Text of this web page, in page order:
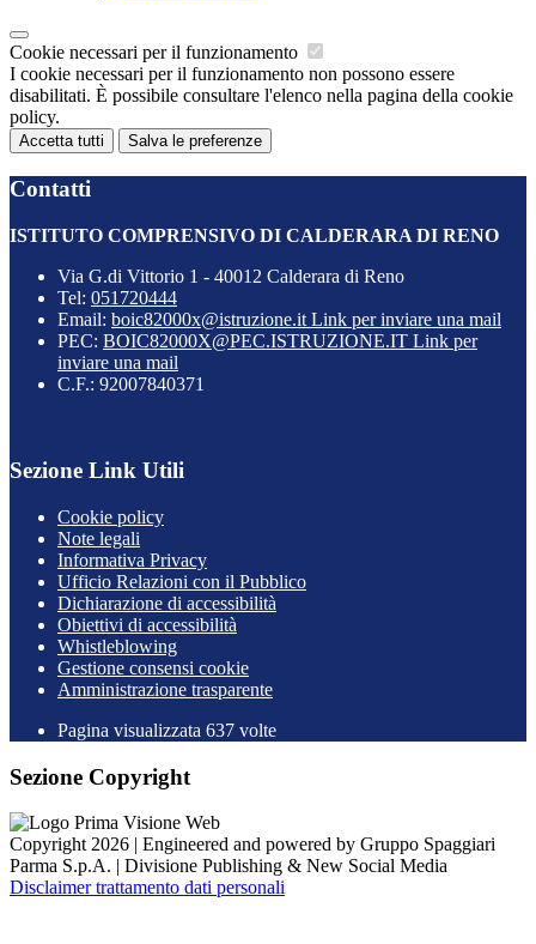
Cookie necessari per il funzionamento
I cookie necessari per il funzionamento non possono essere
disabilitati. È possibile consultare l'elenco nella pagina della cookie
policy.
Accetta tutti Salva le preferenze
Contatti
ISTITUTO COMPRENSIVO DI CALDERARA DI RENO
Via G.di Vittorio 1 - 40012 Calderara di Reno
Tel: 051720444
Email: boic82000x@istruzione.it Link per inviare una mail
PEC: BOIC82000X@PEC.ISTRUZIONE.IT Link per
inviare una mail
C.F.: 92007840371
Sezione Link Utili
Cookie policy
Note legali
Informativa Privacy
Ufficio Relazioni con il Pubblico
Dichiarazione di accessibilità
Obiettivi di accessibilità
Whistleblowing
Gestione consensi cookie
Amministrazione trasparente
Pagina visualizzata 637 volte
Sezione Copyright
Copyright 2026 | Engineered and powered by Gruppo Spaggiari
Parma S.p.A. | Divisione Publishing & New Social Media
Disclaimer trattamento dati personali